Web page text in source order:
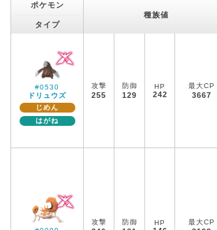
ポケモン
タイプ
種族値
#0530
ドリュウズ
じめん
はがね
攻撃
255
防御
129
HP
242
最大CP
3667
攻撃 防御 HP 最大CP